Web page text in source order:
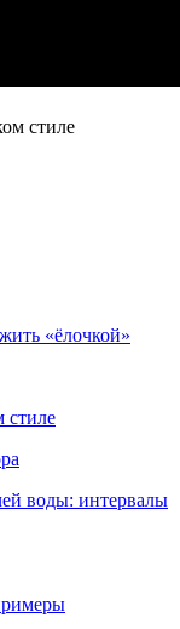
«ёлочкой»
стиле
воды: интервалы